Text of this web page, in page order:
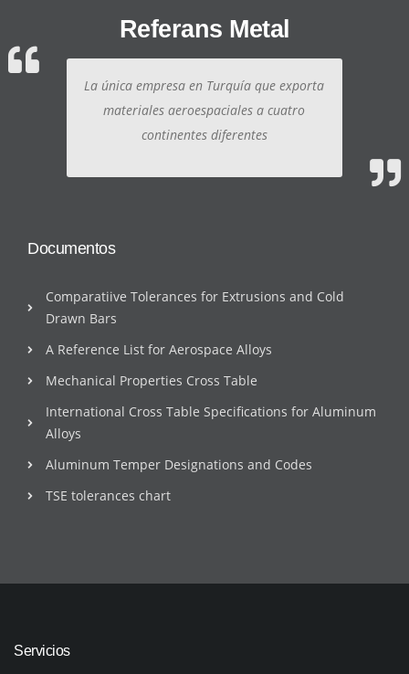
Referans Metal
La única empresa en Turquía que exporta
materiales aeroespaciales a cuatro
continentes diferentes
Documentos
Comparatiive Tolerances for Extrusions and Cold
Drawn Bars
A Reference List for Aerospace Alloys
Mechanical Properties Cross Table
International Cross Table Specifications for Aluminum
Alloys
Aluminum Temper Designations and Codes
TSE tolerances chart
Servicios